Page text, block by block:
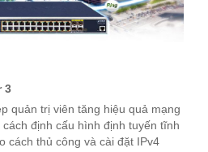
3
quản trị viên tăng hiệu quả mạng
định cấu hình định tuyến tĩnh
cách thủ công và cài đặt IPv4